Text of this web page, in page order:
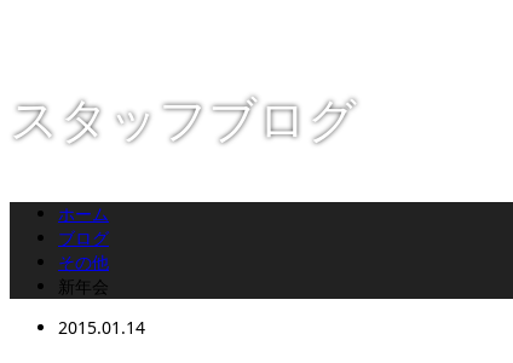
スタッフブログ
ホーム
ブログ
その他
新年会
2015.01.14